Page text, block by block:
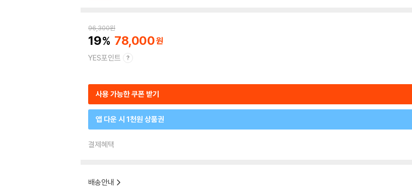
96,300원
19 78,000
YES포인트
사용 가능한 쿠폰 받기
앱 다운 시 1천원 상품권
결제혜택
배송안내